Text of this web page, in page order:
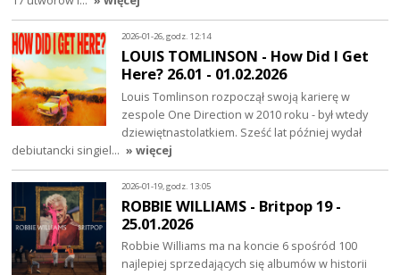
2026-01-26, godz. 12:14
LOUIS TOMLINSON - How Did I Get
Here? 26.01 - 01.02.2026
Louis Tomlinson rozpoczął swoją karierę w
zespole One Direction w 2010 roku - był wtedy
dziewiętnastolatkiem. Sześć lat później wydał
debiutancki singiel… » więcej
2026-01-19, godz. 13:05
ROBBIE WILLIAMS - Britpop 19 -
25.01.2026
Robbie Williams ma na koncie 6 spośród 100
najlepiej sprzedających się albumów w historii